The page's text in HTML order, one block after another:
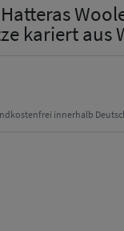
kariert aus
innerhalb